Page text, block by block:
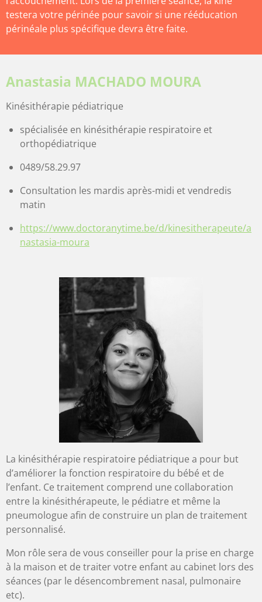
testera votre périnée pour savoir si une rééducation
périnéale plus spécifique devra être faite.
Anastasia MACHADO MOURA
Kinésithérapie pédiatrique
spécialisée en kinésithérapie respiratoire et
orthopédiatrique
0489/58.29.97
Consultation les mardis après-midi et vendredis
matin
https://www.doctoranytime.be/d/kinesitherapeute/a
nastasia-moura
La kinésithérapie respiratoire pédiatrique a pour but
d’améliorer la fonction respiratoire du bébé et de
l’enfant. Ce traitement comprend une collaboration
entre la kinésithérapeute, le pédiatre et même la
pneumologue afin de construire un plan de traitement
personnalisé.
Mon rôle sera de vous conseiller pour la prise en charge
à la maison et de traiter votre enfant au cabinet lors des
séances (par le désencombrement nasal, pulmonaire
etc).